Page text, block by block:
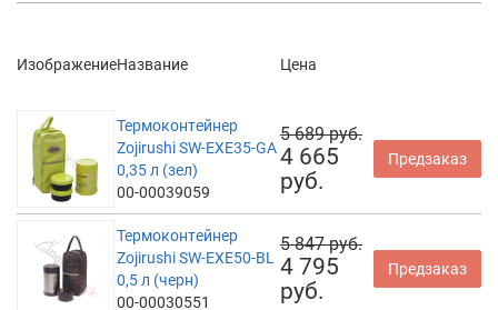
ИзображениеНазвание Цена
Термоконтейнер
Zojirushi SW-EXE35-GA
0,35 л (зел)
00-00039059
5 689 руб.
4 665
руб.
Предзаказ
Термоконтейнер
Zojirushi SW-EXE50-BL
0,5 л (черн)
00-00030551
5 847 руб.
4 795
руб.
Предзаказ